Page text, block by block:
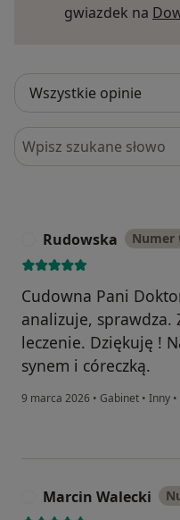
gwiazdek na
Szukaj w opiniach
Rudowska Numer
Cudowna Pani
analizuje, sprawdza.
leczenie. Dziękuję !
synem i córeczką.
9 marca 2026 • Gabinet • Inny •
Marcin Walecki